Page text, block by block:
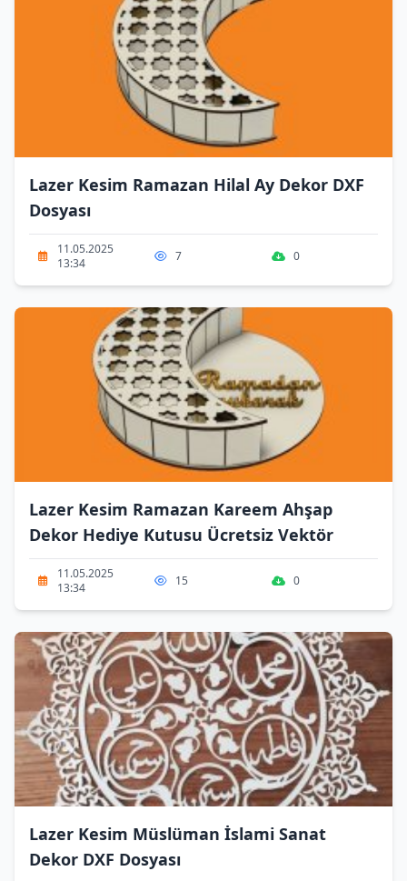
Lazer Kesim Ramazan Hilal Ay Dekor DXF
Dosyası
11.05.2025
13:34
7 0
Lazer Kesim Ramazan Kareem Ahşap
Dekor Hediye Kutusu Ücretsiz Vektör
11.05.2025
13:34
15 0
Lazer Kesim Müslüman İslami Sanat
Dekor DXF Dosyası